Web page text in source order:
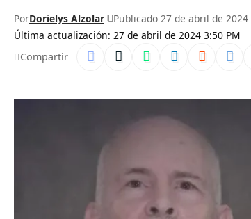
Última actualización: 27 de abril de 2024 3:50 PM
PorDorielys Alzolar Publicado 27 de abril de 2024
Compartir